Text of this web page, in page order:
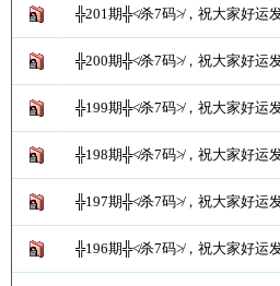
╬201期╬≮杀7码≯，祝大家好运
╬200期╬≮杀7码≯，祝大家好运
╬199期╬≮杀7码≯，祝大家好运
╬198期╬≮杀7码≯，祝大家好运
╬197期╬≮杀7码≯，祝大家好运
╬196期╬≮杀7码≯，祝大家好运